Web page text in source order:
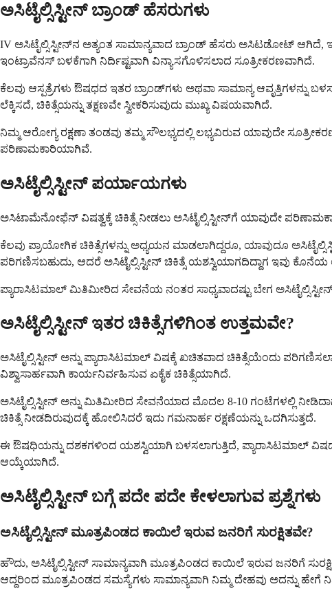
ಅಸಿಟೈಲ್ಸಿಸ್ಟೀನ್ ಬ್ರಾಂಡ್ ಹೆಸರುಗಳು
IV ಅಸಿಟೈಲ್ಸಿಸ್ಟೀನ್‌ನ ಅತ್ಯಂತ ಸಾಮಾನ್ಯವಾದ ಬ್ರಾಂಡ್ ಹೆಸರು ಅಸಿಟಡೋಟ್ ಆಗಿದೆ,
ಇಂಟ್ರಾವೆನಸ್ ಬಳಕೆಗಾಗಿ ನಿರ್ದಿಷ್ಟವಾಗಿ ವಿನ್ಯಾಸಗೊಳಿಸಲಾದ ಸೂತ್ರೀಕರಣವಾಗಿದೆ.
ಕೆಲವು ಆಸ್ಪತ್ರೆಗಳು ಔಷಧದ ಇತರ ಬ್ರಾಂಡ್‌ಗಳು ಅಥವಾ ಸಾಮಾನ್ಯ ಆವೃತ್ತಿಗಳನ್ನು
ಲೆಕ್ಕಿಸದೆ, ಚಿಕಿತ್ಸೆಯನ್ನು ತಕ್ಷಣವೇ ಸ್ವೀಕರಿಸುವುದು ಮುಖ್ಯ ವಿಷಯವಾಗಿದೆ.
ನಿಮ್ಮ ಆರೋಗ್ಯ ರಕ್ಷಣಾ ತಂಡವು ತಮ್ಮ ಸೌಲಭ್ಯದಲ್ಲಿ ಲಭ್ಯವಿರುವ ಯಾವುದೇ
ಪರಿಣಾಮಕಾರಿಯಾಗಿವೆ.
ಅಸಿಟೈಲ್ಸಿಸ್ಟೀನ್ ಪರ್ಯಾಯಗಳು
ಅಸಿಟಾಮೆನೋಫೆನ್ ವಿಷತ್ವಕ್ಕೆ ಚಿಕಿತ್ಸೆ ನೀಡಲು ಅಸಿಟೈಲ್ಸಿಸ್ಟೀನ್‌ಗೆ ಯಾವುದೇ
ಕೆಲವು ಪ್ರಾಯೋಗಿಕ ಚಿಕಿತ್ಸೆಗಳನ್ನು ಅಧ್ಯಯನ ಮಾಡಲಾಗಿದ್ದರೂ, ಯಾವುದೂ
ಪರಿಗಣಿಸಬಹುದು, ಆದರೆ ಅಸಿಟೈಲ್ಸಿಸ್ಟೀನ್ ಚಿಕಿತ್ಸೆ ಯಶಸ್ವಿಯಾಗದಿದ್ದಾಗ ಇವು
ಪ್ಯಾರಾಸಿಟಮಾಲ್ ಮಿತಿಮೀರಿದ ಸೇವನೆಯ ನಂತರ ಸಾಧ್ಯವಾದಷ್ಟು ಬೇಗ
ಅಸಿಟೈಲ್ಸಿಸ್ಟೀನ್ ಇತರ ಚಿಕಿತ್ಸೆಗಳಿಗಿಂತ ಉತ್ತಮವೇ?
ಅಸಿಟೈಲ್ಸಿಸ್ಟೀನ್ ಅನ್ನು ಪ್ಯಾರಾಸಿಟಮಾಲ್ ವಿಷಕ್ಕೆ ಖಚಿತವಾದ ಚಿಕಿತ್ಸೆಯೆಂದು
ವಿಶ್ವಾಸಾರ್ಹವಾಗಿ ಕಾರ್ಯನಿರ್ವಹಿಸುವ ಏಕೈಕ ಚಿಕಿತ್ಸೆಯಾಗಿದೆ.
ಅಸಿಟೈಲ್ಸಿಸ್ಟೀನ್ ಅನ್ನು ಮಿತಿಮೀರಿದ ಸೇವನೆಯಾದ ಮೊದಲ 8-10 ಗಂಟೆಗಳಲ್ಲಿ
ಚಿಕಿತ್ಸೆ ನೀಡದಿರುವುದಕ್ಕೆ ಹೋಲಿಸಿದರೆ ಇದು ಗಮನಾರ್ಹ ರಕ್ಷಣೆಯನ್ನು ಒದಗಿಸುತ್ತದೆ.
ಈ ಔಷಧಿಯನ್ನು ದಶಕಗಳಿಂದ ಯಶಸ್ವಿಯಾಗಿ ಬಳಸಲಾಗುತ್ತಿದೆ, ಪ್ಯಾರಾಸಿಟಮಾಲ್ ವಿಷದ
ಆಯ್ಕೆಯಾಗಿದೆ.
ಅಸಿಟೈಲ್ಸಿಸ್ಟೀನ್ ಬಗ್ಗೆ ಪದೇ ಪದೇ ಕೇಳಲಾಗುವ ಪ್ರಶ್ನೆಗಳು
ಅಸಿಟೈಲ್ಸಿಸ್ಟೀನ್ ಮೂತ್ರಪಿಂಡದ ಕಾಯಿಲೆ ಇರುವ ಜನರಿಗೆ ಸುರಕ್ಷಿತವೇ?
ಹೌದು, ಅಸಿಟೈಲ್ಸಿಸ್ಟೀನ್ ಸಾಮಾನ್ಯವಾಗಿ ಮೂತ್ರಪಿಂಡದ ಕಾಯಿಲೆ ಇರುವ ಜನರಿಗೆ
ಆದ್ದರಿಂದ ಮೂತ್ರಪಿಂಡದ ಸಮಸ್ಯೆಗಳು ಸಾಮಾನ್ಯವಾಗಿ ನಿಮ್ಮ ದೇಹವು ಅದನ್ನು ಹೇಗೆ